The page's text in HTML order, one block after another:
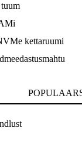
kettaruumi